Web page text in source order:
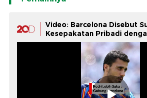
Video: Barcelona Disebut
Kesepakatan Pribadi